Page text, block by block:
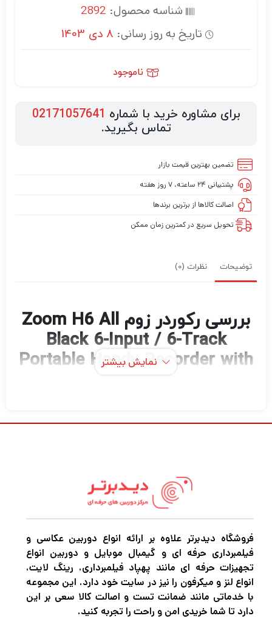
شناسه محصول: 2892
تاریخ به روز رسانی: 8 دی 1403
ناموجود
برای مشاوره خرید با شماره 02171057641
تماس بگیرید.
تضمین بهترین قیمت بازار
پشتیبانی ۲۴ ساعته، ۷ روز هفته
اصالت کالاها از برترین برندها
تحویل سریع در کمترین زمان ممکن
توضیحات نظرات (0)
بررسی رکوردر زوم Zoom H6 All
Black 6-Input / 6-Track
Portable Handy Recorder with
روکش مشکی براق و یک کپسول میکروفون تکی
است که برای گروه‌های موسیقی، نوازندگان چند
ساز و پادکست‌هایی که بلافاصله این کار را انجام
نمی‌دهند، ایده‌آل است. نیاز به موارد اضافی H6
All Black با کپسول میکروفون استریو X/Y، شش
ورودی میکروفون/خط همه کاره، و ضبط حداکثر 6
آهنگ، کاربرپسند است و به راحتی قابل ارتقا
نمایش بیشتر
فروشگاه دیدبرتر علاوه بر ارائه انواع دوربین عکاسی و
فیلمبرداری حرفه ای و گیمبال موبایل و دوربین انواع
تجهیزات حرفه ای مانند پهپاد فیلمبرداری، رینگ لایت،
انواع لنز و میکرفون را نیز در سایت خود دارد. این مجموعه
با خدماتی مانند ضمانت تست و اصالت کالا سعی بر این
دارد تا شما خریدی امن و راحت را تجربه کنید.